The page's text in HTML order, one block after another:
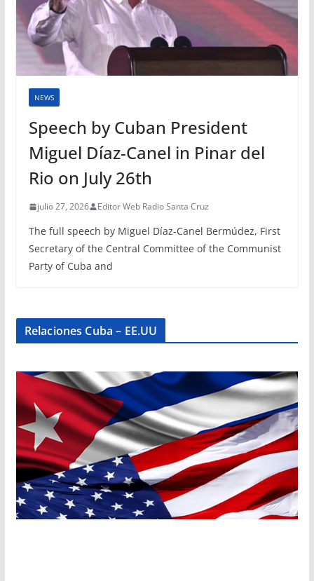
NEWS
Speech by Cuban President
Miguel Díaz-Canel in Pinar del
Rio on July 26th
julio 27, 2026 Editor Web Radio Santa Cruz
The full speech by Miguel Díaz-Canel Bermúdez, First
Secretary of the Central Committee of the Communist
Party of Cuba and
Relaciones Cuba – EE.UU